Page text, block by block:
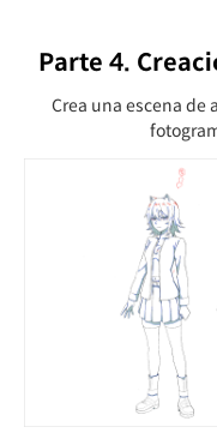
Parte 4.
Crea una escena de